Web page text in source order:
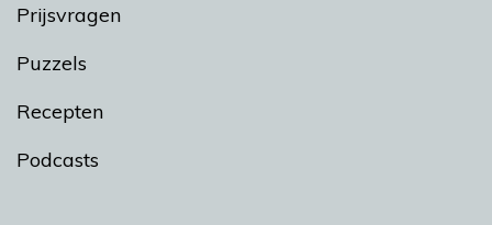
Prijsvragen
Puzzels
Recepten
Podcasts